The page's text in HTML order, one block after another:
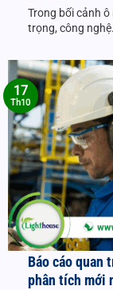
Trong bối cảnh
trọng, công
Báo cáo
phân tích mới
17
Th10